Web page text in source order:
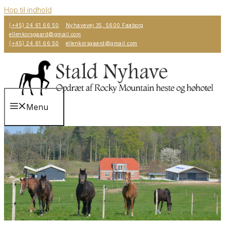
Hop til indhold
(+45) 24 61 66 50
Nyhavevej 35, 5600 Faaborg
ellenkorsgaard@gmail.com
(+45) 24 61 66 50
ellenkorsgaard@gmail.com
Menu